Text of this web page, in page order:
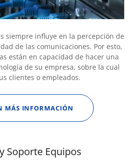
siempre influye en la percepción de
de las comunicaciones. Por esto,
están en capacidad de hacer una
de su empresa, sobre la cual
clientes o empleados.
MÁS INFORMACIÓN
Soporte Equipos